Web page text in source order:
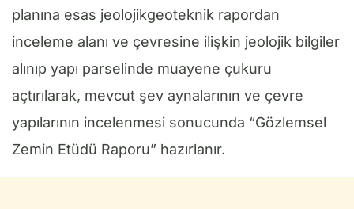
planına esas jeolojikgeoteknik rapordan
inceleme alanı ve çevresine ilişkin jeolojik bilgiler
alınıp yapı parselinde muayene çukuru
açtırılarak, mevcut şev aynalarının ve çevre
yapılarının incelenmesi sonucunda “Gözlemsel
Zemin Etüdü Raporu” hazırlanır.